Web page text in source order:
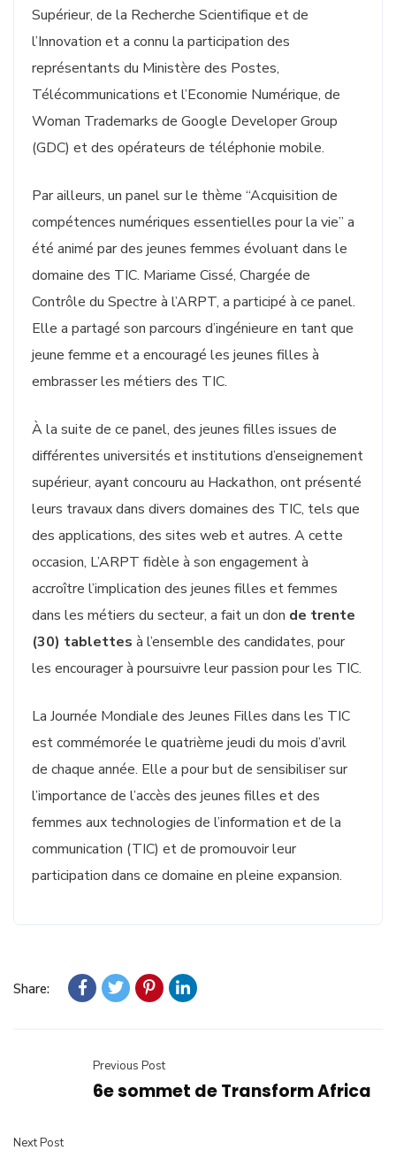
Supérieur, de la Recherche Scientifique et de
l’Innovation et a connu la participation des
représentants du Ministère des Postes,
Télécommunications et l’Economie Numérique, de
Woman Trademarks de Google Developer Group
(GDC) et des opérateurs de téléphonie mobile.
Par ailleurs, un panel sur le thème “Acquisition de
compétences numériques essentielles pour la vie” a
été animé par des jeunes femmes évoluant dans le
domaine des TIC. Mariame Cissé, Chargée de
Contrôle du Spectre à l’ARPT, a participé à ce panel.
Elle a partagé son parcours d’ingénieure en tant que
jeune femme et a encouragé les jeunes filles à
embrasser les métiers des TIC.
À la suite de ce panel, des jeunes filles issues de
différentes universités et institutions d’enseignement
supérieur, ayant concouru au Hackathon, ont présenté
leurs travaux dans divers domaines des TIC, tels que
des applications, des sites web et autres. A cette
occasion, L’ARPT fidèle à son engagement à
accroître l’implication des jeunes filles et femmes
dans les métiers du secteur, a fait un don de trente
(30) tablettes à l’ensemble des candidates, pour
les encourager à poursuivre leur passion pour les TIC.
La Journée Mondiale des Jeunes Filles dans les TIC
est commémorée le quatrième jeudi du mois d’avril
de chaque année. Elle a pour but de sensibiliser sur
l’importance de l’accès des jeunes filles et des
femmes aux technologies de l’information et de la
communication (TIC) et de promouvoir leur
participation dans ce domaine en pleine expansion.
Share:
Previous Post
6e sommet de Transform Africa
Next Post